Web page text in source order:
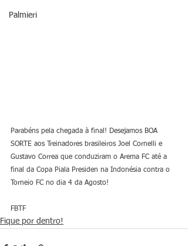
Palmieri
Parabéns pela chegada à final! Desejamos BOA
SORTE aos Treinadores brasileiros Joel Cornelli e
Gustavo Correa que conduziram o Arema FC até a
final da Copa Piala Presiden na Indonésia contra o
Torneio FC no dia 4 da Agosto!
FBTF
Fique por dentro!